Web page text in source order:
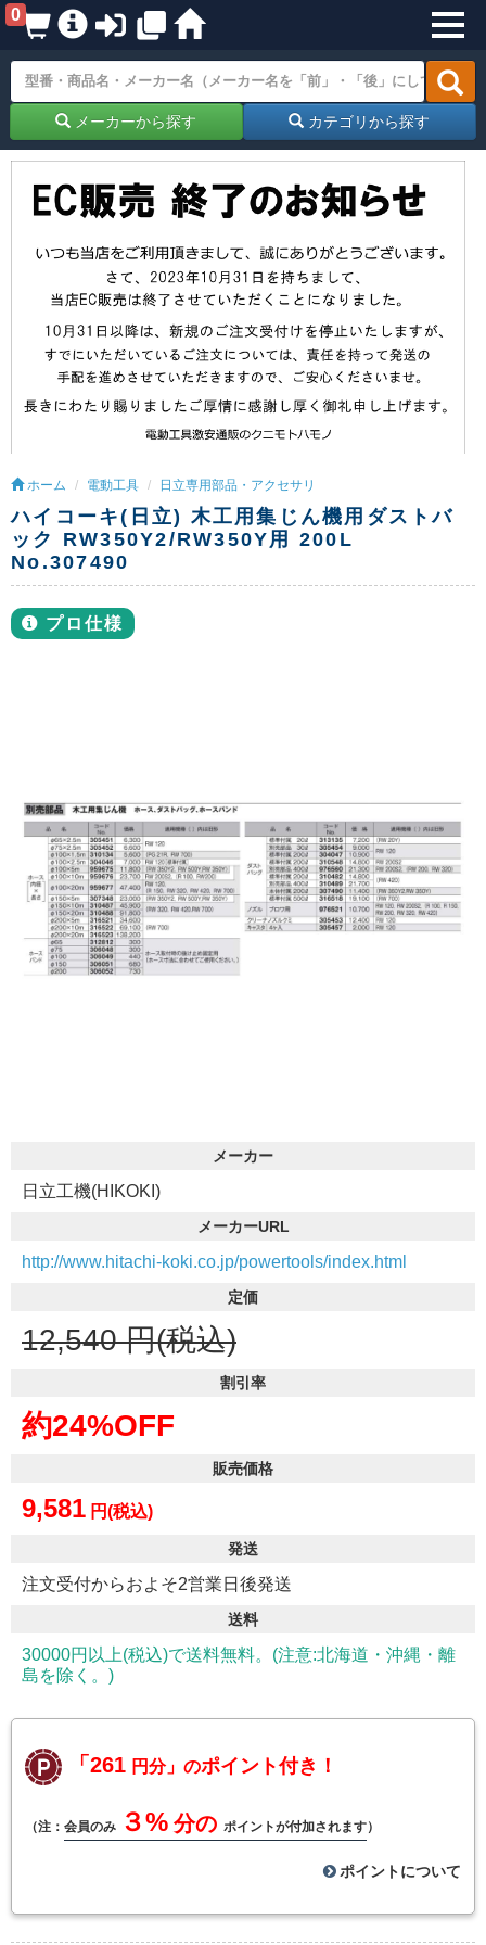
0
メーカーから探す カテゴリから探す
ホーム 電動工具 日立専用部品・アクセサリ
ハイコーキ(日立) 木工用集じん機用ダストバ
ック RW350Y2/RW350Y用 200L
No.307490
プロ仕様
メーカー
日立工機(HIKOKI)
メーカーURL
http://www.hitachi-koki.co.jp/powertools/index.html
定価
12,540 円(税込)
割引率
約24%OFF
販売価格
9,581 円(税込)
発送
注文受付からおよそ2営業日後発送
送料
30000円以上(税込)で送料無料。(注意:北海道・沖縄・離
島を除く。)
「261 円分」のポイント付き！
（注： 会員のみ ３% 分の ポイントが付加されます）
ポイントについて